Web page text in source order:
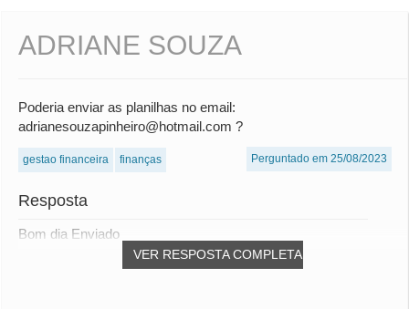
ADRIANE SOUZA
Poderia enviar as planilhas no email:
adrianesouzapinheiro@hotmail.com ?
gestao financeira finanças Perguntado em 25/08/2023
Resposta
VER RESPOSTA COMPLETA
Bom dia Enviado